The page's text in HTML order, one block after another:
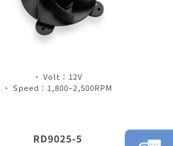
• Volt：12V
• Speed：1,800~2,500RPM
RD9025-5